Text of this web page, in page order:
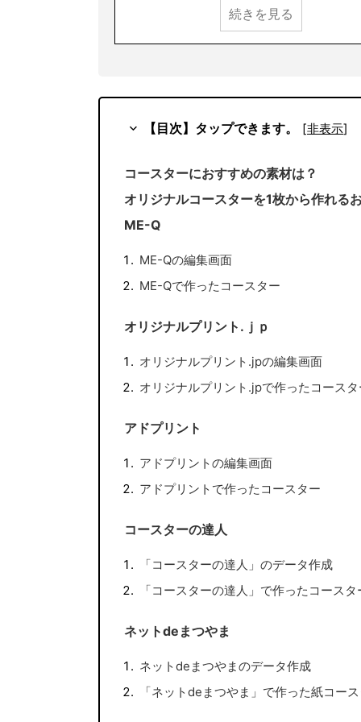
続きを見る
【目次】タップできます。 [非表示]
コースターにおすすめの素材は？
オリジナルコースターを1枚から作れる
ME-Q
ME-Qの編集画面
ME-Qで作ったコースター
オリジナルプリント.ｊｐ
オリジナルプリント.jpの編集画面
オリジナルプリント.jpで作ったコースタ
アドプリント
アドプリントの編集画面
アドプリントで作ったコースター
コースターの達人
「コースターの達人」のデータ作成
「コースターの達人」で作ったコースタ
ネットdeまつやま
ネットdeまつやまのデータ作成
「ネットdeまつやま」で作った紙コー